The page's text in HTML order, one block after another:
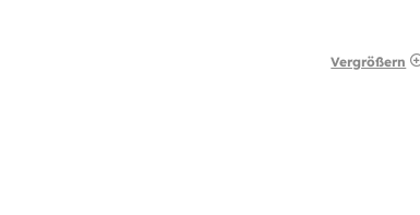
Vergrößern